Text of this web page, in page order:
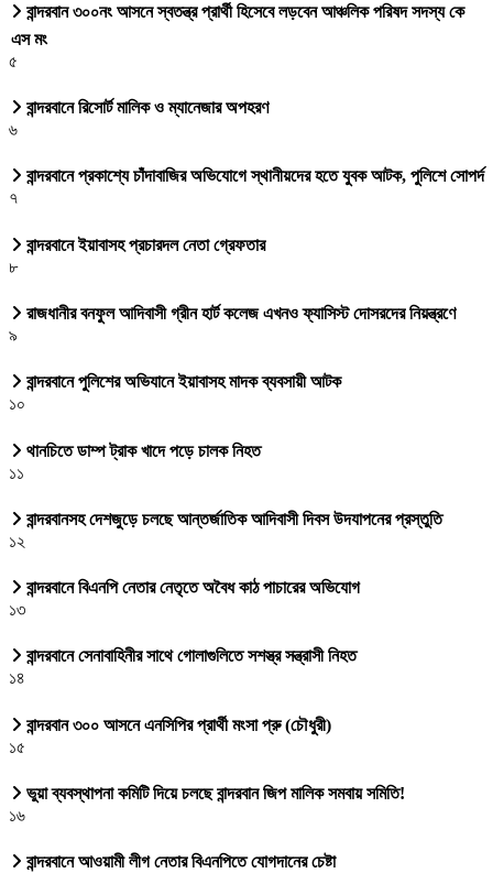
বান্দরবান ৩০০নং আসনে স্বতন্ত্র প্রার্থী হিসেবে লড়বেন আঞ্চলিক পরিষদ সদস্য কে
এস মং
৫
বান্দরবানে রিসোর্ট মালিক ও ম্যানেজার অপহরণ
৬
বান্দরবানে প্রকাশ্যে চাঁদাবাজির অভিযোগে স্থানীয়দের হতে যুবক আটক, পুলিশে সোপর্দ
৭
বান্দরবানে ইয়াবাসহ প্রচারদল নেতা গ্রেফতার
৮
রাজধানীর বনফুল আদিবাসী গ্রীন হার্ট কলেজ এখনও ফ্যাসিস্ট দোসরদের নিয়ন্ত্রণে
৯
বান্দরবানে পুলিশের অভিযানে ইয়াবাসহ মাদক ব্যবসায়ী আটক
১০
থানচিতে ডাম্প ট্রাক খাদে পড়ে চালক নিহত
১১
বান্দরবানসহ দেশজুড়ে চলছে আন্তর্জাতিক আদিবাসী দিবস উদযাপনের প্রস্তুতি
১২
বান্দরবানে বিএনপি নেতার নেতৃতে অবৈধ কাঠ পাচারের অভিযোগ
১৩
বান্দরবানে সেনাবাহিনীর সাথে গোলাগুলিতে সশস্ত্র সন্ত্রাসী নিহত
১৪
বান্দরবান ৩০০ আসনে এনসিপির প্রার্থী মংসা প্রু (চৌধুরী)
১৫
ভুয়া ব্যবস্থাপনা কমিটি দিয়ে চলছে বান্দরবান জিপ মালিক সমবায় সমিতি!
১৬
বান্দরবানে আওয়ামী লীগ নেতার বিএনপিতে যোগদানের চেষ্টা